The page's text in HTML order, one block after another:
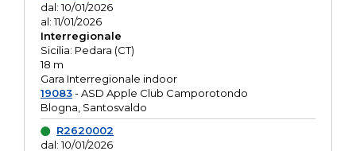
dal: 10/01/2026
al: 11/01/2026
Interregionale
Sicilia: Pedara (CT)
18 m
Gara Interregionale indoor
19083- ASD Apple Club Camporotondo
Blogna, Santosvaldo
R2620002
dal: 10/01/2026